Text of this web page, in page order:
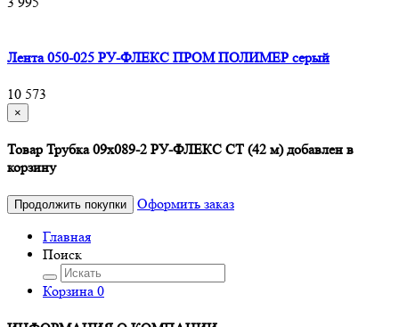
Лента 050-025 РУ-ФЛЕКС ПРОМ ПОЛИМЕР серый
10 573
×
Товар Трубка 09х089-2 РУ-ФЛЕКС СТ (42 м) добавлен в
корзину
Продолжить покупки
Оформить заказ
Главная
Поиск
Корзина 0